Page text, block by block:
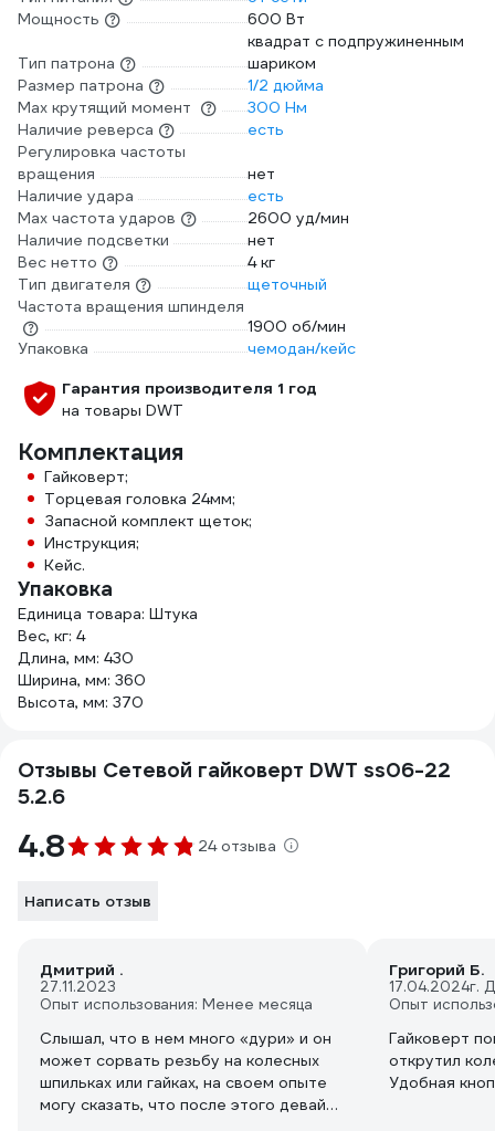
Мощность
600 Вт
Тип патрона
квадрат с подпружиненным
шариком
Размер патрона
1/2 дюйма
Max крутящий момент
300 Нм
Наличие реверса
есть
Регулировка частоты
вращения
нет
Наличие удара
есть
Мах частота ударов
2600 уд/мин
Наличие подсветки
нет
Вес нетто
4 кг
Тип двигателя
щеточный
Частота вращения шпинделя
1900 об/мин
Упаковка
чемодан/кейс
Гарантия производителя 1 год
на товары DWT
Комплектация
Гайковерт;
Торцевая головка 24мм;
Запасной комплект щеток;
Инструкция;
Кейс.
Упаковка
Единица товара: Штука
Вес, кг: 4
Длина, мм: 430
Ширина, мм: 360
Высота, мм: 370
Отзывы Сетевой гайковерт DWT ss06-22
5.2.6
4.8 24 отзыва
Написать отзыв
Дмитрий .
27.11.2023
Опыт использования: Менее месяца
Слышал, что в нем много «дури» и он
может сорвать резьбу на колесных
шпильках или гайках, на своем опыте
могу сказать, что после этого девайса
Григорий Б.
17.04.2024г.
Опыт
Гайковерт
открутил
Удобная